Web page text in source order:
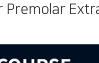
Premolar